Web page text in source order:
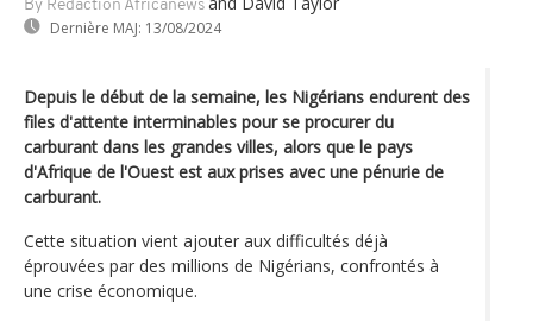
By Rédaction Africanews
Dernière MAJ: 13/08/2024
Depuis le début de la semaine, les Nigérians endurent des
files d'attente interminables pour se procurer du
carburant dans les grandes villes, alors que le pays
d'Afrique de l'Ouest est aux prises avec une pénurie de
carburant.
Cette situation vient ajouter aux difficultés déjà
éprouvées par des millions de Nigérians, confrontés à
une crise économique.